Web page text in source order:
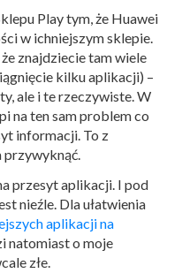
Play tym, że Huawei
w ichniejszym sklepie.
znajdziecie tam wiele
kilku aplikacji) –
ale i te rzeczywiste. W
na ten sam problem co
informacji. To z
przywyknąć.
przesyt aplikacji. I pod
nieźle. Dla ułatwienia
aplikacji na
natomiast o moje
złe.